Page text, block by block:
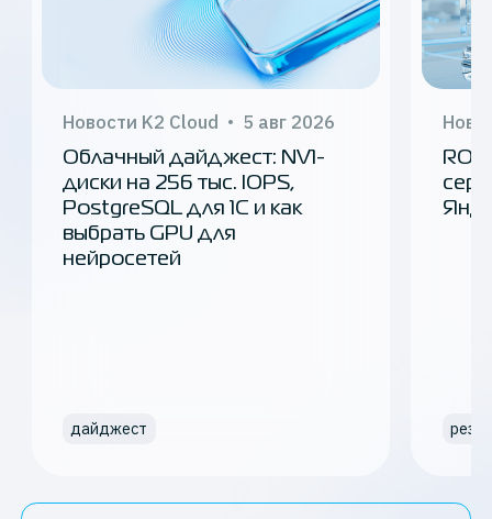
Новости K2 Cloud 5 авг 2026
Облачный дайджест: NV1-
диски на 256 тыс. IOPS,
PostgreSQL для 1С и как
выбрать GPU для
нейросетей
дайджест